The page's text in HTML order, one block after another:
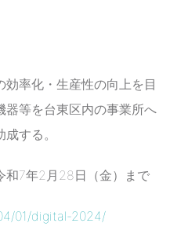
率化・生産性の向上を目
器等を台東区内の事業所へ
する。
和7年2月28日（金）まで
01/digital-2024/